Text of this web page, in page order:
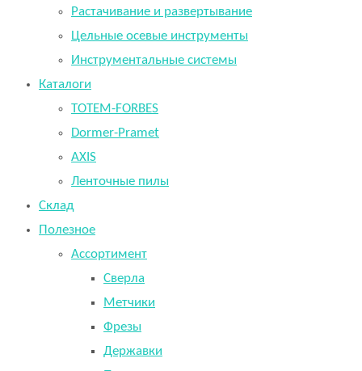
Растачивание и развертывание
Цельные осевые инструменты
Инструментальные системы
Каталоги
TOTEM-FORBES
Dormer-Pramet
AXIS
Ленточные пилы
Склад
Полезное
Ассортимент
Сверла
Метчики
Фрезы
Державки